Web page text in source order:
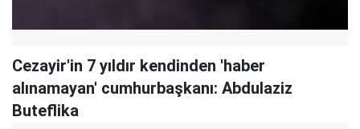
Cezayir'in 7 yıldır kendinden 'haber
alınamayan' cumhurbaşkanı: Abdulaziz
Buteflika